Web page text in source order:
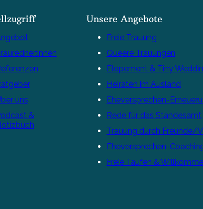
uns
&
Unsere Angebote
Freie Trauung
Queere Trauungen
Elopement & Tiny
Heiraten im Ausland
Eheversprechen-
Rede für das Standesamt
Trauung durch Freunde/
Eheversprechen-
Freie Taufen &